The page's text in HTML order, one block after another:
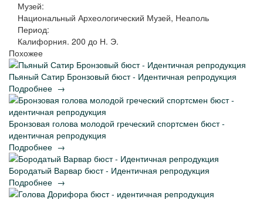
Музей:
Национальный Археологический Музей, Неаполь
Период:
Калифорния. 200 до Н. Э.
Похожее
Пьяный Сатир Бронзовый бюст - Идентичная репродукция
Подробнее →
Бронзовая голова молодой греческий спортсмен бюст -
идентичная репродукция
Подробнее →
Бородатый Варвар бюст - Идентичная репродукция
Подробнее →